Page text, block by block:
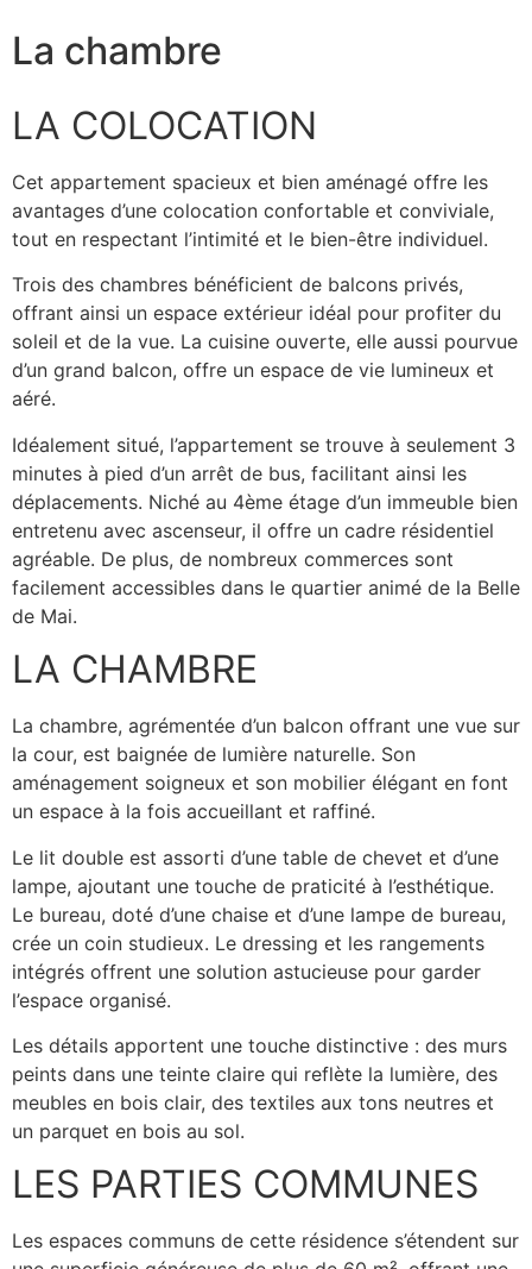
La chambre
LA COLOCATION
Cet appartement spacieux et bien aménagé offre les
avantages d’une colocation confortable et conviviale,
tout en respectant l’intimité et le bien-être individuel.
Trois des chambres bénéficient de balcons privés,
offrant ainsi un espace extérieur idéal pour profiter du
soleil et de la vue. La cuisine ouverte, elle aussi pourvue
d’un grand balcon, offre un espace de vie lumineux et
aéré.
Idéalement situé, l’appartement se trouve à seulement 3
minutes à pied d’un arrêt de bus, facilitant ainsi les
déplacements. Niché au 4ème étage d’un immeuble bien
entretenu avec ascenseur, il offre un cadre résidentiel
agréable. De plus, de nombreux commerces sont
facilement accessibles dans le quartier animé de la Belle
de Mai.
LA CHAMBRE
La chambre, agrémentée d’un balcon offrant une vue sur
la cour, est baignée de lumière naturelle. Son
aménagement soigneux et son mobilier élégant en font
un espace à la fois accueillant et raffiné.
Le lit double est assorti d’une table de chevet et d’une
lampe, ajoutant une touche de praticité à l’esthétique.
Le bureau, doté d’une chaise et d’une lampe de bureau,
crée un coin studieux. Le dressing et les rangements
intégrés offrent une solution astucieuse pour garder
l’espace organisé.
Les détails apportent une touche distinctive : des murs
peints dans une teinte claire qui reflète la lumière, des
meubles en bois clair, des textiles aux tons neutres et
un parquet en bois au sol.
LES PARTIES COMMUNES
Les espaces communs de cette résidence s’étendent sur